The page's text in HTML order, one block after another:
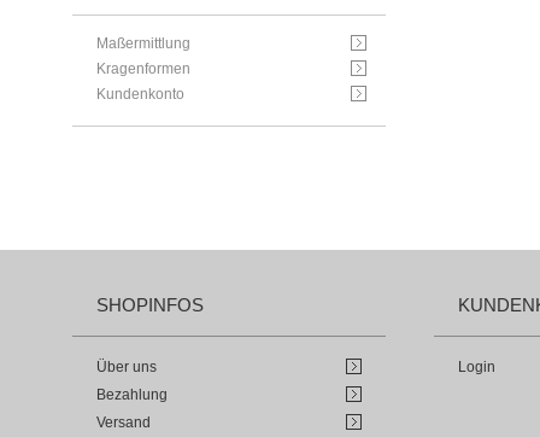
Maßermittlung
Kragenformen
Kundenkonto
SHOPINFOS
Über uns
Bezahlung
Versand
Login